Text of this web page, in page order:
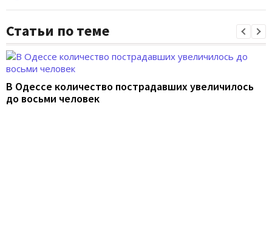
Статьи по теме
В Одессе количество пострадавших увеличилось
до восьми человек